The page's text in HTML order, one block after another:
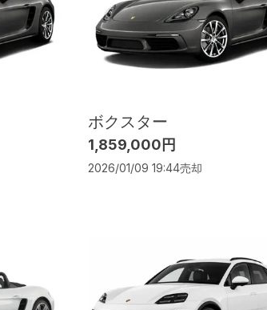
ボクスター
1,859,000円
2026/01/09 19:44売却